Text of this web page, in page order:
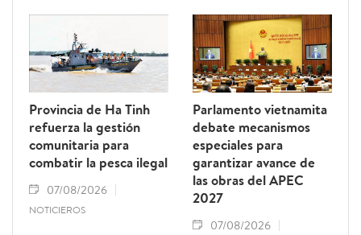
Provincia de Ha Tinh
refuerza la gestión
comunitaria para
combatir la pesca ilegal
07/08/2026
NOTICIEROS
Parlamento vietnamita
debate mecanismos
especiales para
garantizar avance de
las obras del APEC
2027
07/08/2026